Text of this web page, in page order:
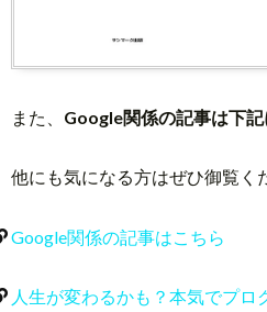
また、 Google関係の記事は下
他にも気になる方はぜひ御覧く
Google関係の記事はこちら
人生が変わるかも？本気でプロ